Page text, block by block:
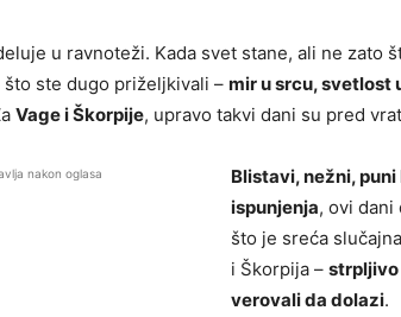
u ravnoteži. Kada svet stane, ali ne zato
ste dugo priželjkivali – mir u srcu, svetlost
Vage i Škorpije, upravo takvi dani su pred
nakon oglasa
Blistavi, nežni,
ispunjenja, ovi dani
što je sreća
i Škorpija – strpljivo
verovali da dolazi.